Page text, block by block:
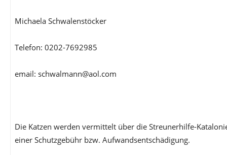
Michaela Schwalenstöcker
Telefon: 0202-7692985
email: schwalmann@aol.com
Die Katzen werden vermittelt über die Streunerhilfe-
einer Schutzgebühr bzw. Aufwandsentschädigung.